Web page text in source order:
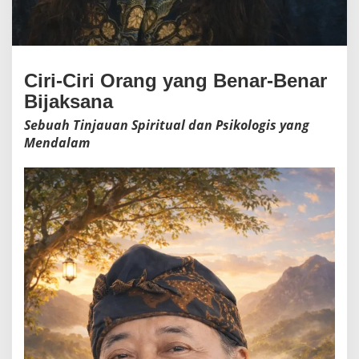
i
n
j
a
p
i
t
u
a
l
d
a
P
k
o
Ciri-Ciri Orang yang Benar-Benar
Bijaksana
Sebuah Tinjauan Spiritual dan Psikologis yang
Mendalam